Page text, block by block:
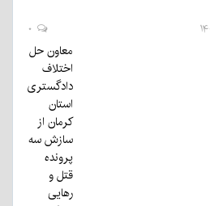
معاون حل
اختلاف
دادگستری
استان
کرمان از
سازش سه
پرونده
قتل و
رهایی